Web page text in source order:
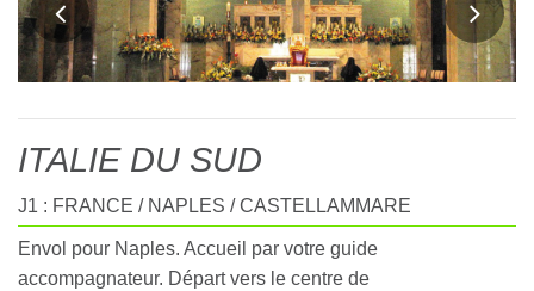
ITALIE DU SUD
J1 : FRANCE / NAPLES / CASTELLAMMARE
Envol pour Naples. Accueil par votre guide
accompagnateur. Départ vers le centre de